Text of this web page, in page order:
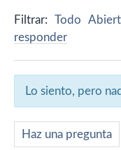
Filtrar: Todo
responder
Lo siento, pero
Haz una pregunta